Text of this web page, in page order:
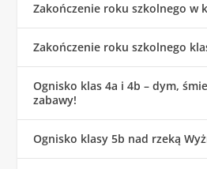
Zakończenie roku szkolnego w
Zakończenie roku szkolnego
Ognisko klas 4a i 4b – dym,
zabawy!
Ognisko klasy 5b nad rzeką